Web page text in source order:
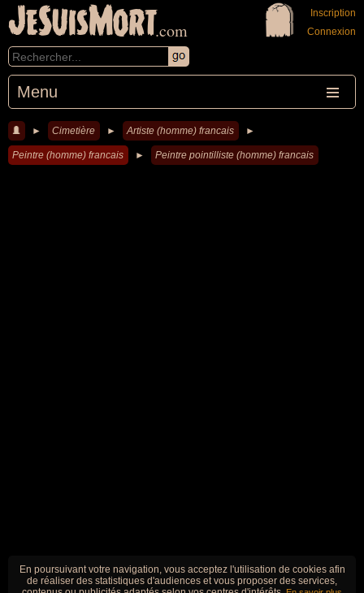
JeSuisMort.com
Menu
Inscription
Connexion
► Cimetière ► Artiste (homme) francais ►
Peintre (homme) francais ► Peintre pointilliste (homme) francais
En poursuivant votre navigation, vous acceptez l'utilisation de cookies afin
de réaliser des statistiques d'audiences et vous proposer des services,